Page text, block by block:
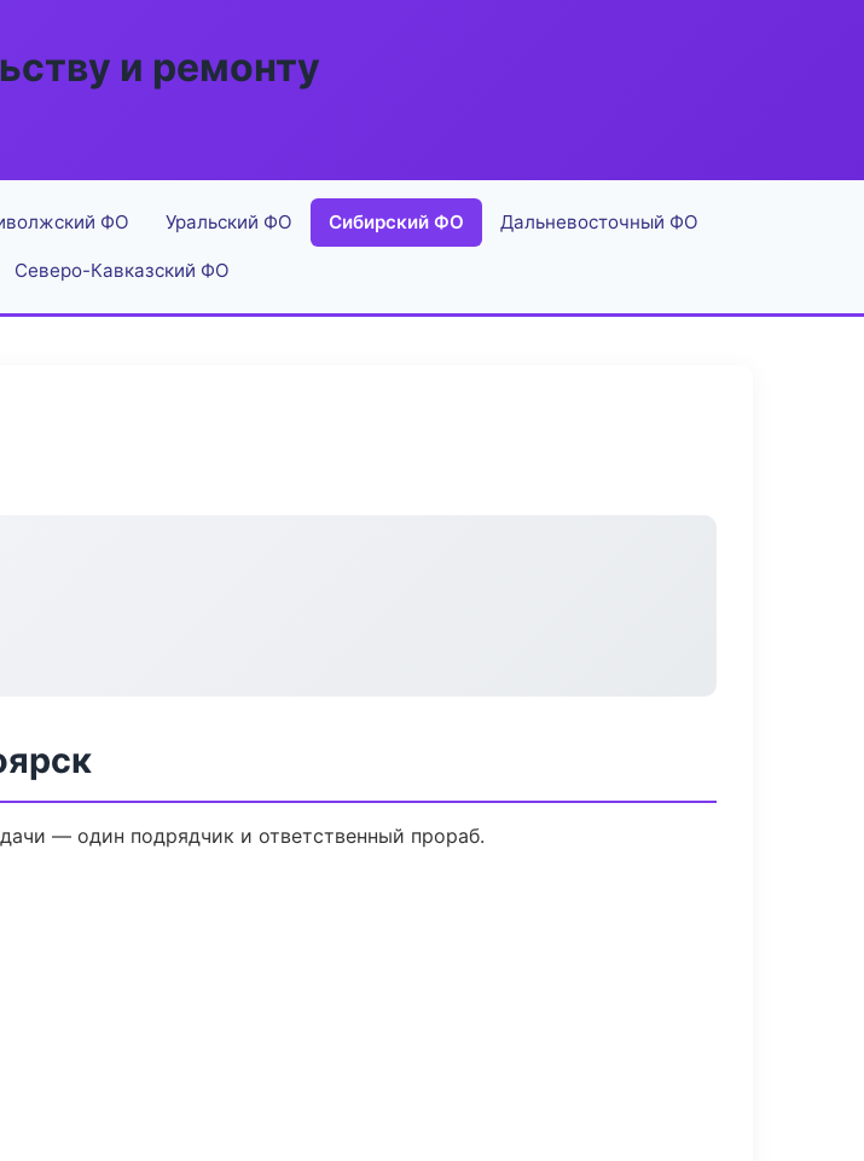
и ремонту
ФО Уральский ФО Сибирский ФО Дальневосточный ФО
Северо-Кавказский ФО
— один подрядчик и ответственный прораб.